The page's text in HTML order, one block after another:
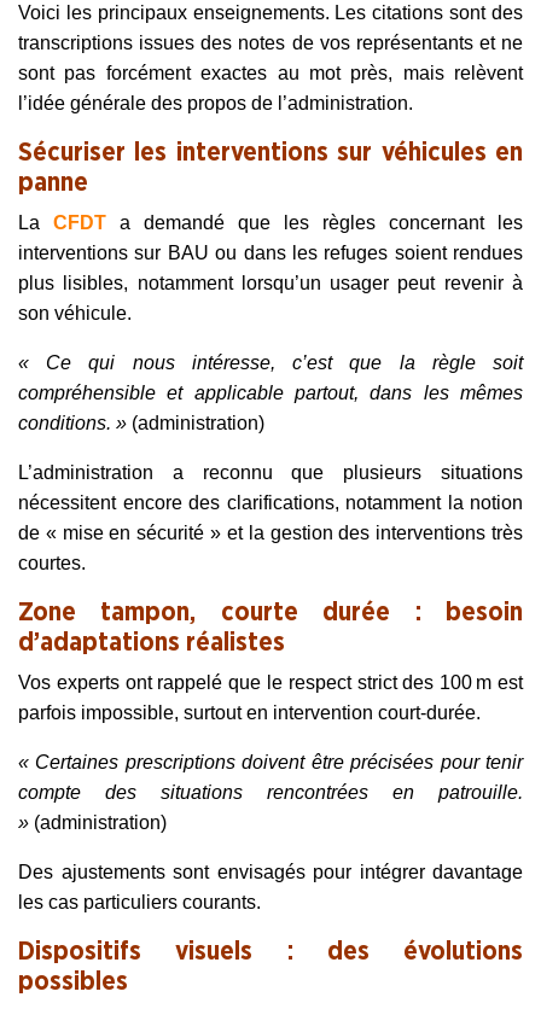
Voici les principaux enseignements. Les citations sont des
transcriptions issues des notes de vos représentants et ne
sont pas forcément exactes au mot près, mais relèvent
l’idée générale des propos de l’administration.
Sécuriser les interventions sur véhicules en
panne
La CFDT a demandé que les règles concernant les
interventions sur BAU ou dans les refuges soient rendues
plus lisibles, notamment lorsqu’un usager peut revenir à
son véhicule.
« Ce qui nous intéresse, c’est que la règle soit
compréhensible et applicable partout, dans les mêmes
conditions. » (administration)
L’administration a reconnu que plusieurs situations
nécessitent encore des clarifications, notamment la notion
de « mise en sécurité » et la gestion des interventions très
courtes.
Zone tampon, courte durée : besoin
d’adaptations réalistes
Vos experts ont rappelé que le respect strict des 100 m est
parfois impossible, surtout en intervention court‑durée.
« Certaines prescriptions doivent être précisées pour tenir
compte des situations rencontrées en patrouille.
» (administration)
Des ajustements sont envisagés pour intégrer davantage
les cas particuliers courants.
Dispositifs visuels : des évolutions
possibles